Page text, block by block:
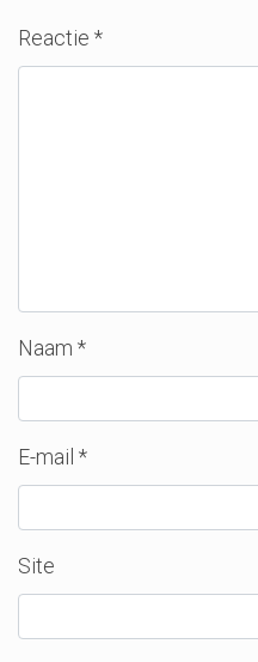
Reactie *
Naam *
E-mail *
Site